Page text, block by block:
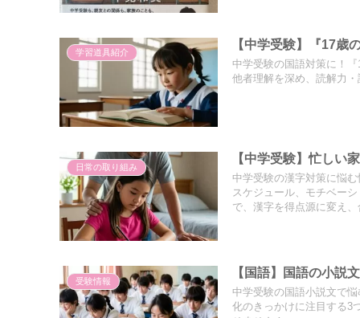
学習道具紹介
【中学受験】『17歳
中学受験の国語対策に！
他者理解を深め、読解力
日常の取り組み
【中学受験】忙しい
中学受験の漢字対策に悩
スケジュール、モチベー
で、漢字を得点源に変え
受験情報
【国語】国語の小説
中学受験の国語小説文で
化のきっかけに注目する3